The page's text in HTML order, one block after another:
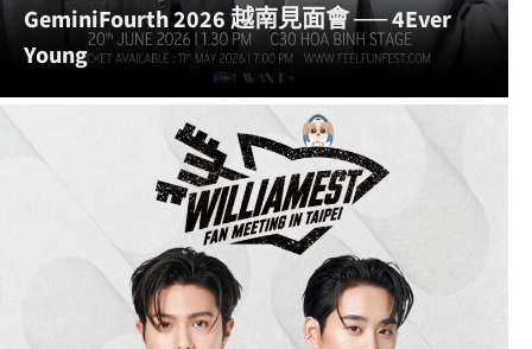
CLO’VER & FELIZZ 2026 台北演唱會 T-POP
SHOWCASE